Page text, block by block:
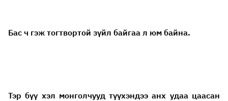
Бас ч гэж тогтвортой зүйл байгаа л юм байна.
Тэр бүү хэл монголчууд түүхэндээ анх удаа цаасан